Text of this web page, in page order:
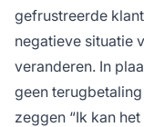
gefrustreerde
negatieve situatie
veranderen. In
geen
zeggen “Ik kan